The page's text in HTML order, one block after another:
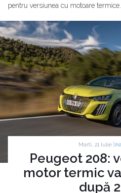
pentru versiunea cu motoare termice.
Marti, 21 Iulie |
Peugeot 208:
motor termic
după